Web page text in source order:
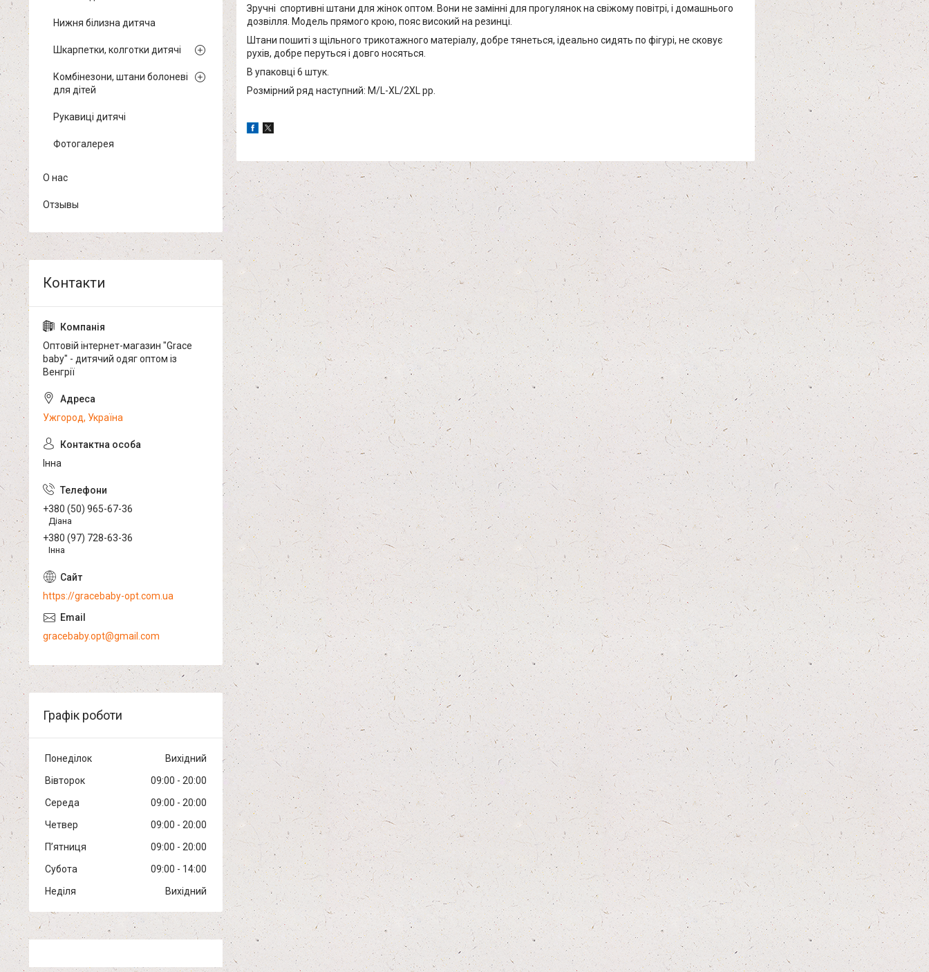
Зручні спортивні штани для жінок оптом. Вони не замінні для прогулянок на свіжому повітрі, і домашнього
дозвілля. Модель прямого крою, пояс високий на резинці.
Штани пошиті з щільного трикотажного матеріалу, добре тянеться, ідеально сидять по фігурі, не сковує
рухів, добре перуться і довго носяться.
В упаковці 6 штук.
Розмірний ряд наступний: M/L-XL/2XL pp.
Нижня білизна дитяча
Шкарпетки, колготки дитячі
Комбінезони, штани болоневі
для дітей
Рукавиці дитячі
Фотогалерея
О нас
Отзывы
Оптовій інтернет-магазин "Grace
baby" - дитячий одяг оптом із
Венгрії
Ужгород, Україна
Інна
+380 (50) 965-67-36
Діана
+380 (97) 728-63-36
Інна
https://gracebaby-opt.com.ua
gracebaby.opt@gmail.com
Графік роботи
Понеділок
Вихідний
Вівторок
09:00
20:00
Середа
09:00
20:00
Четвер
09:00
20:00
Пʼятниця
09:00
20:00
Субота
09:00
14:00
Неділя
Вихідний